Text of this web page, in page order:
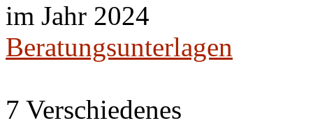
im Jahr 2024
Beratungsunterlagen
7 Verschiedenes